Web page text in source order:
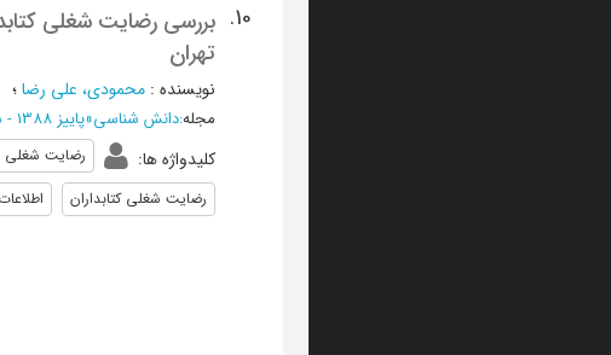
10.
بررسی رضایت شغلی
تهران
نویسنده : محمودی، علی رضا؛
مجله:دانش شناسی»پاییز 1388 - شماره 6
کلیدواژه ها: رضایت شغلی
رضایت شغلی کتابداران
اطلاعات